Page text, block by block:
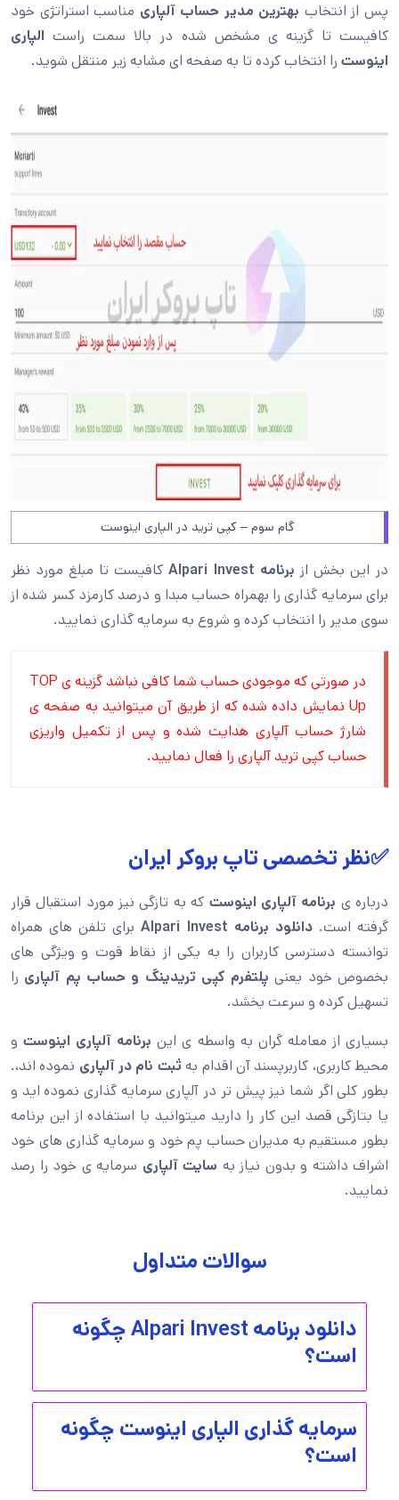
پس از انتخاب بهترین مدیر حساب آلپاری مناسب استراتژی خود
کافیست تا گزینه ی مشخص شده در بالا سمت راست الپاری
اینوست را انتخاب کرده تا به صفحه ای مشابه زیر منتقل شوید.
گام سوم – کپی ترید در الپاری اینوست
در این بخش از برنامه Alpari Invest
کافیست تا مبلغ مورد نظر
برای سرمایه گذاری را بهمراه حساب مبدا و درصد کارمزد کسر شده از
سوی مدیر را انتخاب کرده و شروع به سرمایه گذاری نمایید.
در صورتی که موجودی حساب شما کافی نباشد گزینه ی TOP
Up نمایش داده شده که از طریق آن میتوانید به صفحه ی
شارژ حساب آلپاری هدایت شده و پس از تکمیل واریزی
حساب کپی ترید آلپاری را فعال نمایید.
✅نظر تخصصی تاپ بروکر ایران
درباره ی برنامه آلپاری اینوست که به تازگی نیز مورد استقبال قرار
گرفته است. دانلود برنامه Alpari Invest
برای تلفن های همراه
توانسته دسترسی کاربران را به یکی از نقاط قوت و ویژگی های
بخصوص خود یعنی پلتفرم کپی تریدینگ و حساب پم آلپاری را
تسهیل کرده و سرعت بخشد.
بسیاری از معامله گران به واسطه ی این برنامه آلپاری اینوستو
محیط کاربری، کاربرپسند آن اقدام بهثبت نام در آلپاری نموده اند،.
بطور کلی اگر شما نیز پیش تر در آلپاری سرمایه گذاری نموده اید و
یا بتازگی قصد این کار را دارید میتوانید با استفاده از این برنامه
بطور مستقیم به مدیران حساب پم خود و سرمایه گذاری های خود
اشراف داشته و بدون نیاز به سایت آلپاری سرمایه ی خود را رصد
نمایید.
سوالات متداول
دانلود برنامه Alpari Invest چگونه
است؟
سرمایه گذاری الپاری اینوست چگونه
است؟